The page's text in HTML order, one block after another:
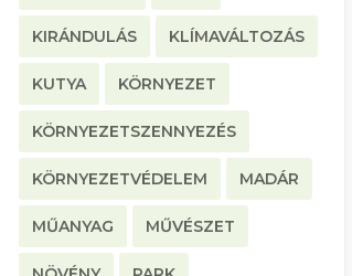
KIRÁNDULÁS KLÍMAVÁLTOZÁS
KUTYA KÖRNYEZET
KÖRNYEZETSZENNYEZÉS
KÖRNYEZETVÉDELEM MADÁR
MŰANYAG MŰVÉSZET